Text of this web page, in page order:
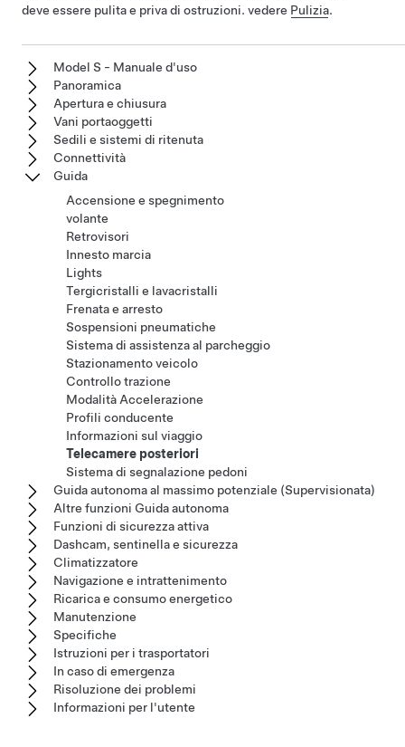
deve essere pulita e priva di ostruzioni. vedere Pulizia.
Model S - Manuale d'uso
Panoramica
Apertura e chiusura
Vani portaoggetti
Sedili e sistemi di ritenuta
Connettività
Guida
Accensione e spegnimento
volante
Retrovisori
Innesto marcia
Lights
Tergicristalli e lavacristalli
Frenata e arresto
Sospensioni pneumatiche
Sistema di assistenza al parcheggio
Stazionamento veicolo
Controllo trazione
Modalità Accelerazione
Profili conducente
Informazioni sul viaggio
Telecamere posteriori
Sistema di segnalazione pedoni
Guida autonoma al massimo potenziale (Supervisionata)
Altre funzioni Guida autonoma
Funzioni di sicurezza attiva
Dashcam, sentinella e sicurezza
Climatizzatore
Navigazione e intrattenimento
Ricarica e consumo energetico
Manutenzione
Specifiche
Istruzioni per i trasportatori
In caso di emergenza
Risoluzione dei problemi
Informazioni per l'utente